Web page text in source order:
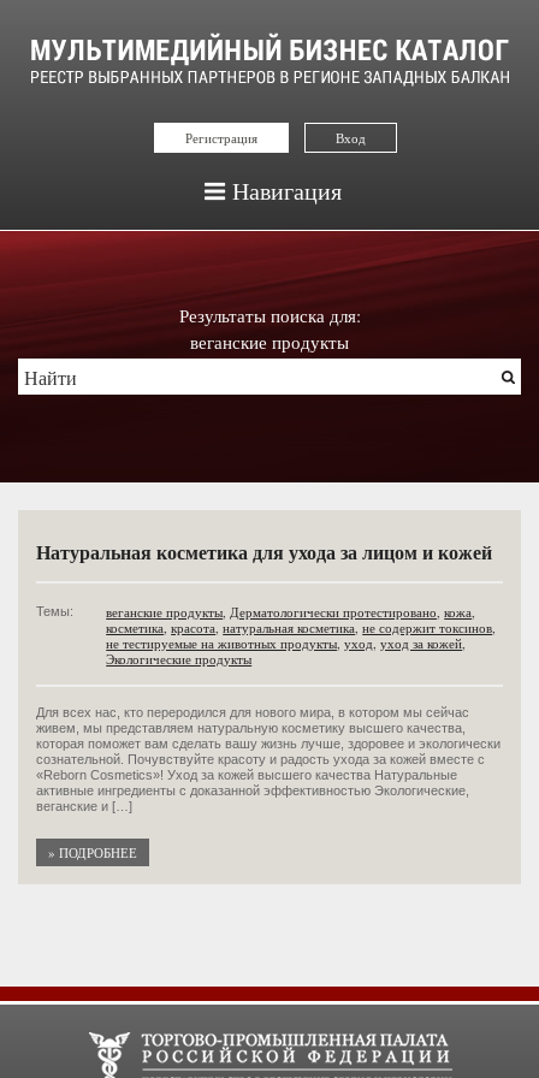
Регистрация Вход
Навигация
Результаты поиска для:
веганские продукты
Натуральная косметика для ухода за лицом и кожей
Темы: веганские продукты,Дерматологически протестировано,кожа,
косметика,красота,натуральная косметика,не содержит токсинов,
не тестируемые на животных продукты,уход,уход за кожей,
Экологические продукты
Для всех нас, кто переродился для нового мира, в котором мы сейчас
живем, мы представляем натуральную косметику высшего качества,
которая поможет вам сделать вашу жизнь лучше, здоровее и экологически
сознательной. Почувствуйте красоту и радость ухода за кожей вместе с
«Reborn Cosmetics»! Уход за кожей высшего качества Натуральные
активные ингредиенты с доказанной эффективностью Экологические,
веганские и […]
» ПОДРОБНЕЕ